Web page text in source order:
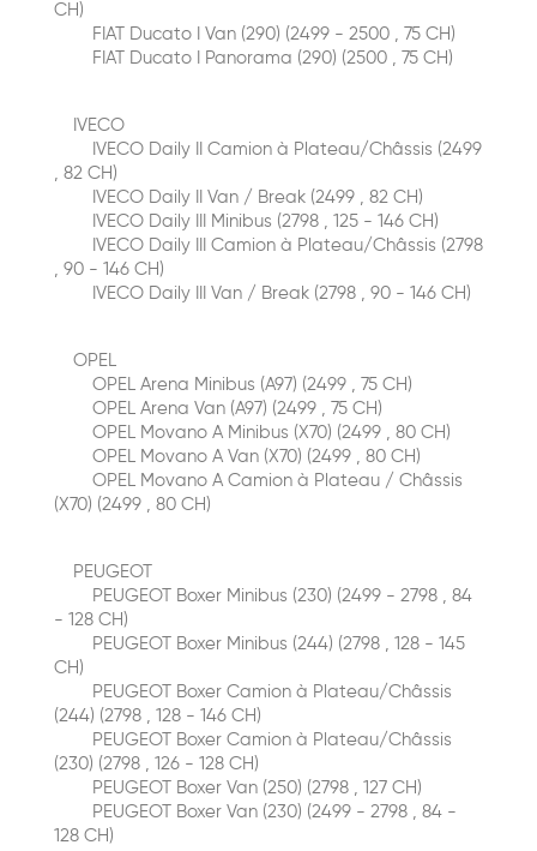
CH)
FIAT Ducato I Van (290) (2499 - 2500 , 75 CH)
FIAT Ducato I Panorama (290) (2500 , 75 CH)
IVECO
IVECO Daily II Сamion à Plateau/Сhâssis (2499
, 82 CH)
IVECO Daily II Van / Break (2499 , 82 CH)
IVECO Daily III Minibus (2798 , 125 - 146 CH)
IVECO Daily III Сamion à Plateau/Сhâssis (2798
, 90 - 146 CH)
IVECO Daily III Van / Break (2798 , 90 - 146 CH)
OPEL
OPEL Arena Minibus (A97) (2499 , 75 CH)
OPEL Arena Van (A97) (2499 , 75 CH)
OPEL Movano A Minibus (X70) (2499 , 80 CH)
OPEL Movano A Van (X70) (2499 , 80 CH)
OPEL Movano A Сamion à Plateau / Сhâssis
(X70) (2499 , 80 CH)
PEUGEOT
PEUGEOT Boxer Minibus (230) (2499 - 2798 , 84
- 128 CH)
PEUGEOT Boxer Minibus (244) (2798 , 128 - 145
CH)
PEUGEOT Boxer Сamion à Plateau/Сhâssis
(244) (2798 , 128 - 146 CH)
PEUGEOT Boxer Сamion à Plateau/Сhâssis
(230) (2798 , 126 - 128 CH)
PEUGEOT Boxer Van (250) (2798 , 127 CH)
PEUGEOT Boxer Van (230) (2499 - 2798 , 84 -
128 CH)